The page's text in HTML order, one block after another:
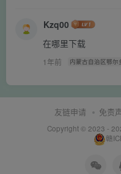
Kzq00
在哪里下载
1年前 内蒙古自治区鄂尔
友链申请 免责
Copyright © 2023 -
赣